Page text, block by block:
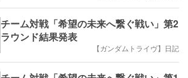
チーム対戦「希望の未来へ繋ぐ戦い」第2
ラウンド結果発表
【ガンダムトライヴ】日記